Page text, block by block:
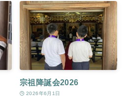
宗祖降誕会2026
2026年6月1日